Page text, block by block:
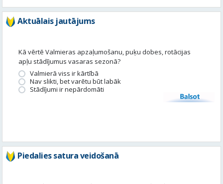
Aktuālais jautājums
Kā vērtē Valmieras apzaļumošanu, puķu dobes, rotācijas
apļu stādījumus vasaras sezonā?
Valmierā viss ir kārtībā
Nav slikti, bet varētu būt labāk
Stādījumi ir nepārdomāti
Balsot
Piedalies satura veidošanā